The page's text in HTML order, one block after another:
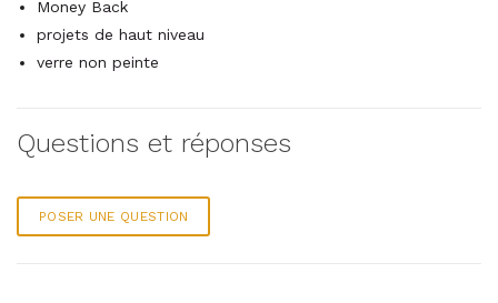
Money Back
projets de haut niveau
verre non peinte
Questions et réponses
POSER UNE QUESTION